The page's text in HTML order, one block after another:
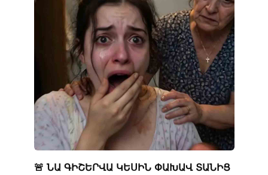
🚨 ՆԱ ԳԻՇԵՐՎԱ ԿԵՍԻՆ ՓԱԽԱՎ ՏԱՆԻՑ